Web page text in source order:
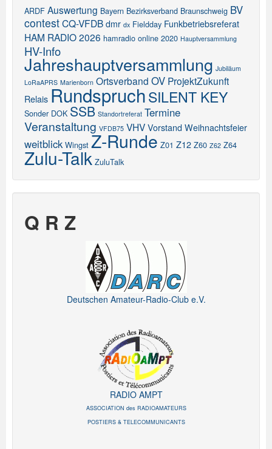
ARDF Auswertung Bayern Bezirksverband Braunschweig BV
contestCQ-VFDB dmr dx Fieldday Funkbetriebsreferat
HAM RADIO 2026 hamradio online 2020 Hauptversammlung
HV-Info
Jahreshauptversammlung Jubiläum
LoRaAPRS Marienborn Ortsverband OV ProjektZukunft
Relais RundspruchSILENT KEY
Sonder DOK SSB Standortreferat Termine
Veranstaltung VFDB75 VHV Vorstand Weihnachtsfeier
weitblick Wingst Z-Runde Z01 Z12 Z60 Z62 Z64
Zulu-Talk ZuluTalk
Q R Z
Deutschen Amateur-Radio-Club e.V.
RADIO AMPT
ASSOCIATION des RADIOAMATEURS
POSTIERS & TELECOMMUNICANTS